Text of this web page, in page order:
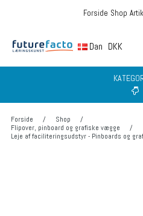
Shop
Forside
DanskDKK
Forside / Shop
/
Flipover, pinboard og grafiske vægge
/
Leje af faciliteringsudstyr - Pinboards og